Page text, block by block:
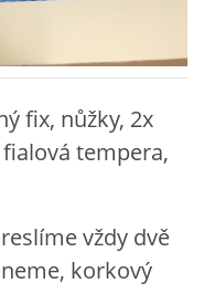
fix, nůžky, 2x
tempera,
vždy dvě
korkový